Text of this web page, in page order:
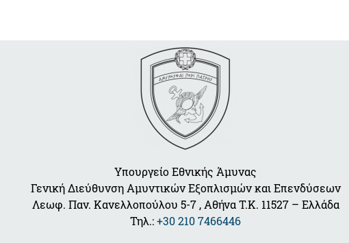
Υπουργείο Εθνικής Άμυνας
Γενική Διεύθυνση Αμυντικών Εξοπλισμών και Επενδύσεων
Λεωφ. Παν. Κανελλοπούλου 5-7 , Αθήνα Τ.Κ. 11527 – Ελλάδα
Τηλ.:+30 210 7466446